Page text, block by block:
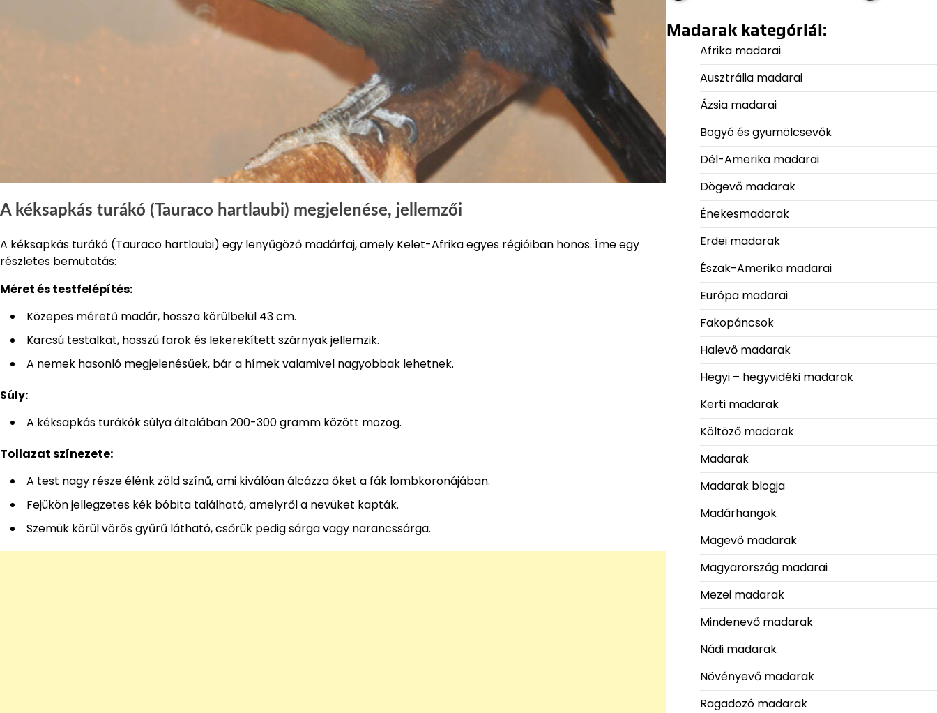
A kéksapkás turákó (Tauraco hartlaubi) megjelenése, jellemzői
A kéksapkás turákó (Tauraco hartlaubi) egy lenyűgöző madárfaj, amely Kelet-Afrika egyes régióiban honos. Íme egy
részletes bemutatás:
Méret és testfelépítés:
Közepes méretű madár, hossza körülbelül 43 cm.
Karcsú testalkat, hosszú farok és lekerekített szárnyak jellemzik.
A nemek hasonló megjelenésűek, bár a hímek valamivel nagyobbak lehetnek.
Súly:
A kéksapkás turákók súlya általában 200-300 gramm között mozog.
Tollazat színezete:
A test nagy része élénk zöld színű, ami kiválóan álcázza őket a fák lombkoronájában.
Fejükön jellegzetes kék bóbita található, amelyről a nevüket kapták.
Szemük körül vörös gyűrű látható, csőrük pedig sárga vagy narancssárga.
Madarak kategóriái:
Afrika madarai
Ausztrália madarai
Ázsia madarai
Bogyó és gyümölcsevők
Dél-Amerika madarai
Dögevő madarak
Énekesmadarak
Erdei madarak
Észak-Amerika madarai
Európa madarai
Fakopáncsok
Halevő madarak
Hegyi – hegyvidéki madarak
Kerti madarak
Költöző madarak
Madarak
Madarak blogja
Madárhangok
Magevő madarak
Magyarország madarai
Mezei madarak
Mindenevő madarak
Nádi madarak
Növényevő madarak
Ragadozó madarak